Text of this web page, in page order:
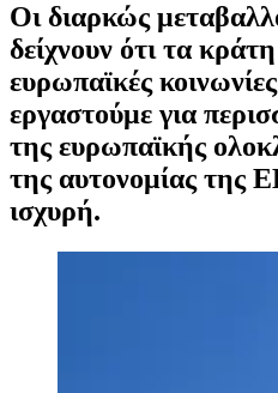
Οι διαρκώς
δείχνουν ότι τα
ευρωπαϊκές
εργαστούμε για
της ευρωπαϊκής
της αυτονομίας της
ισχυρή.